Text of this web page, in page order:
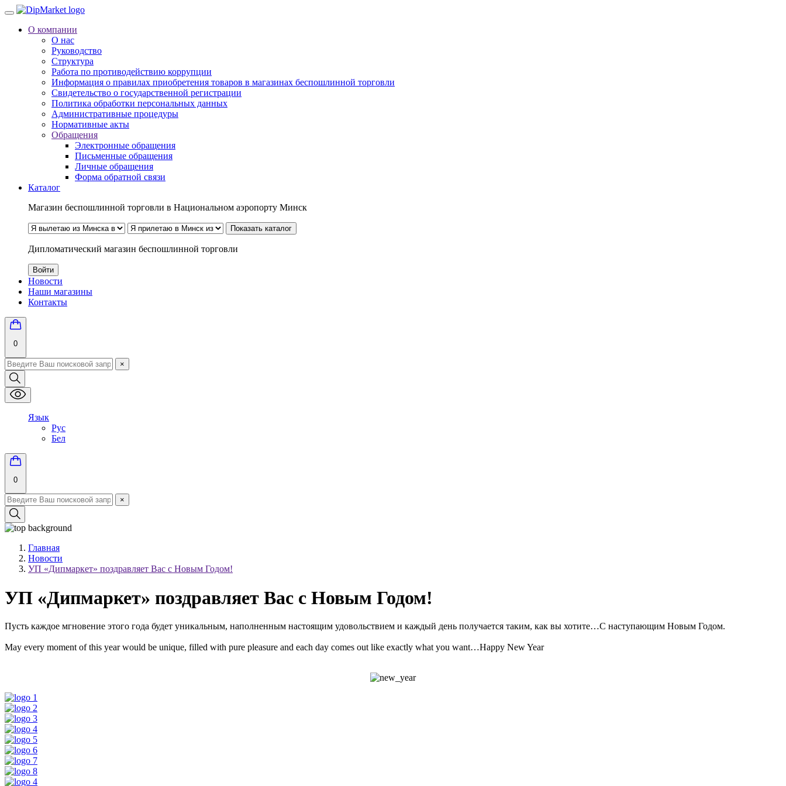
О компании
О нас
Руководство
Структура
Работа по противодействию коррупции
Информация о правилах приобретения товаров в магазинах беспошлинной торговли
Свидетельство о государственной регистрации
Политика обработки персональных данных
Административные процедуры
Нормативные акты
Обращения
Электронные обращения
Письменные обращения
Личные обращения
Форма обратной связи
Каталог
Магазин беспошлинной торговли в Национальном аэропорту Минск
Показать каталог
Дипломатический магазин беспошлинной торговли
Войти
Новости
Наши магазины
Контакты
0
×
Язык
Рус
Бел
0
×
Главная
Новости
УП «Дипмаркет» поздравляет Вас с Новым Годом!
УП «Дипмаркет» поздравляет Вас с Новым Годом!
Пусть каждое мгновение этого года будет уникальным, наполненным настоящим удовольствием и каждый день получается таким, как вы хотите…С наступающим Новым Годом.
May every moment of this year would be unique, filled with pure pleasure and each day comes out like exactly what you want…Happy New Year